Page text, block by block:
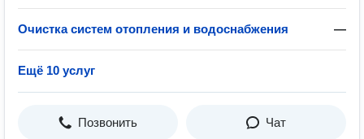
Очистка систем отопления и водоснабжения —
Ещё 10 услуг
Позвонить Чат